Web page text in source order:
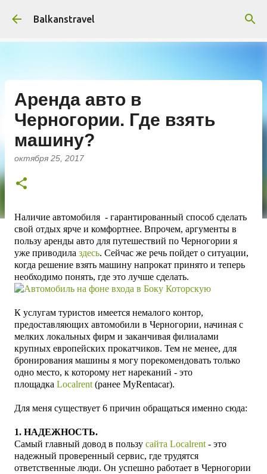
К основному контенту
Balkanstravel
Аренда авто в
Черногории. Где взять
машину?
октября 25, 2017
Наличие автомобиля - гарантированный способ сделать
свой отдых ярче и комфортнее. Впрочем, аргументы в
пользу аренды авто для путешествий по Черногории я
уже приводила здесь. Сейчас же речь пойдет о ситуации,
когда решение взять машину напрокат принято и теперь
необходимо понять, где это лучше сделать.
К услугам туристов имеется немалого контор,
предоставляющих автомобили в Черногории, начиная с
мелких локальных фирм и заканчивая филиалами
крупных европейских прокатчиков. Тем не менее, для
бронирования машины я могу порекомендовать только
одно место, к которому нет нареканий - это
площадка Localrent (ранее MyRentacar).
Для меня существует 6 причин обращаться именно сюда:
1. НАДЕЖНОСТЬ.
Самый главный довод в пользу сайтa Localrent - это
надежный проверенный сервис, где трудятся
ответственные люди. Он успешно работает в Черногории